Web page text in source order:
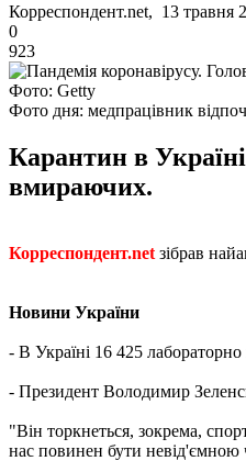
Корреспондент.net, 13 травня
0
923
Фото: Getty
Фото дня: медпрацівник
Карантин в
вмираючих.
Корреспондент.net зібрав
Новини України
- В Україні 16 425
- Президент Володимир
"Він торкнеться, зокрема,
нас повинен бути невід'ємною